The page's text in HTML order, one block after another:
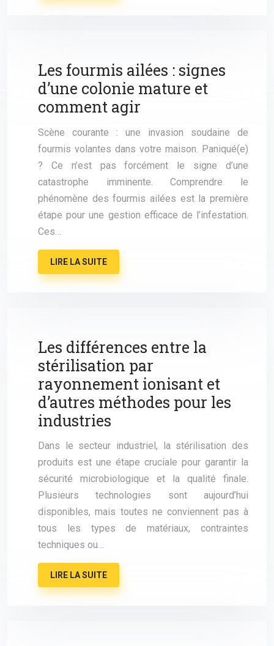
Les fourmis ailées : signes
d’une colonie mature et
comment agir
Scène courante : une invasion soudaine de
fourmis volantes dans votre maison. Paniqué(e)
? Ce n’est pas forcément le signe d’une
catastrophe imminente. Comprendre le
phénomène des fourmis ailées est la première
étape pour une gestion efficace de l’infestation.
Ces…
LIRE LA SUITE
Les différences entre la
stérilisation par
rayonnement ionisant et
d’autres méthodes pour les
industries
Dans le secteur industriel, la stérilisation des
produits est une étape cruciale pour garantir la
sécurité microbiologique et la qualité finale.
Plusieurs technologies sont aujourd’hui
disponibles, mais toutes ne conviennent pas à
tous les types de matériaux, contraintes
techniques ou…
LIRE LA SUITE